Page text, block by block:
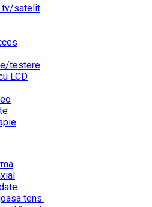
tv/satelit
testere
LCD
tens.